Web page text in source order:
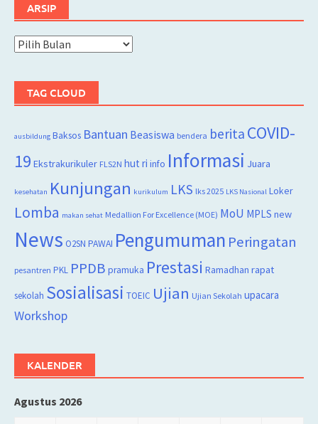
ARSIP
Arsip
TAG CLOUD
ausbildung Baksos Bantuan Beasiswa bendera berita COVID-
19 Ekstrakurikuler FLS2N hut ri info Informasi Juara
kesehatan Kunjungan kurikulum LKS lks 2025 LKS Nasional Loker
Lomba makan sehat Medallion For Excellence (MOE) MoU MPLS new
News O2SN PAWAI Pengumuman Peringatan
pesantren PKL PPDB pramuka Prestasi Ramadhan rapat
sekolah Sosialisasi TOEIC Ujian Ujian Sekolah upacara
Workshop
KALENDER
Agustus 2026